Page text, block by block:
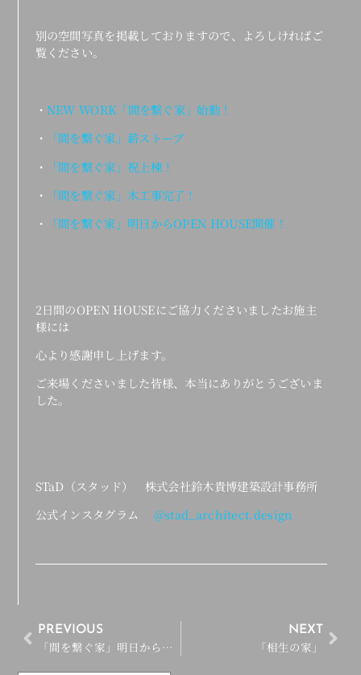
別の空間写真を掲載しておりますので、よろしければご
覧ください。
・ NEW WORK「間を繋ぐ家」始動！
・
「間を繋ぐ家」薪ストーブ
・
「間を繋ぐ家」祝上棟！
・
「間を繋ぐ家」木工事完了！
・
「間を繋ぐ家」明日からOPEN HOUSE開催！
2日間のOPEN HOUSEにご協力くださいましたお施主
様には
心より感謝申し上げます。
ご来場くださいました皆様、本当にありがとうございま
した。
STaD （スタッド） 株式会社鈴木貴博建築設計事務所
公式インスタグラム
@stad_architect.design
PREVIOUS
「間を繋ぐ家」明日からOPEN HOUSE開催！
NEXT
「相生の家」